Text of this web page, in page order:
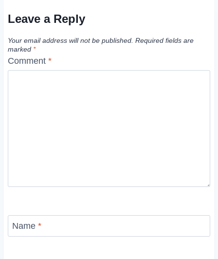
Leave a Reply
Your email address will not be published. Required fields are
marked *
Comment *
Name *